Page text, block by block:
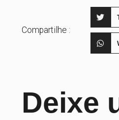
Compartilhe :
Deixe